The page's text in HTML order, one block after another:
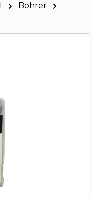
Bohrer